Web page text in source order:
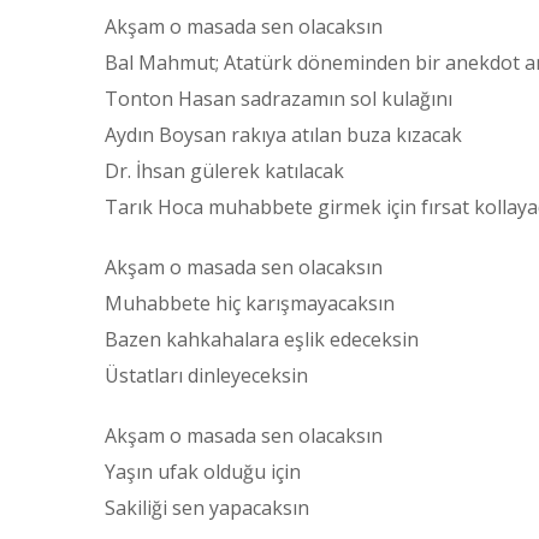
Akşam o masada sen olacaksın
Bal Mahmut; Atatürk döneminden bir anekdot
Tonton Hasan sadrazamın sol kulağını
Aydın Boysan rakıya atılan buza kızacak
Dr. İhsan gülerek katılacak
Tarık Hoca muhabbete girmek için fırsat
Akşam o masada sen olacaksın
Muhabbete hiç karışmayacaksın
Bazen kahkahalara eşlik edeceksin
Üstatları dinleyeceksin
Akşam o masada sen olacaksın
Yaşın ufak olduğu için
Sakiliği sen yapacaksın